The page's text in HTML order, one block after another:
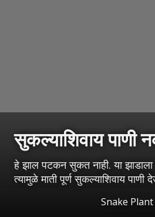
सुकल्याशिवाय पाणी
हे झाल पटकन सुकत नाही. या झाडाला
त्यामुळे माती पूर्ण सुकल्याशिवाय पाणी
Snake